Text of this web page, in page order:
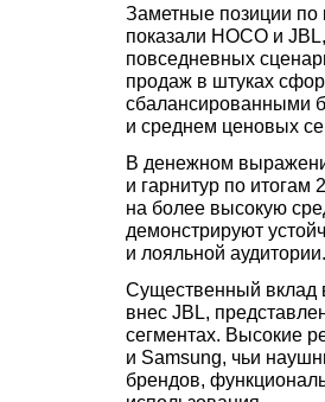
Заметные позиции по
показали HOCO и
повседневных
продаж в штуках
сбалансированными
и среднем ценовых
В денежном
и гарнитур по итогам
на более высокую
демонстрируют
и лояльной аудитории.
Существенный вклад
внес JBL,
сегментах. Высокие
и Samsung, чьи
брендов,